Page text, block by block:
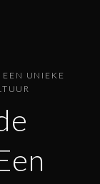
EEN UNIEKE